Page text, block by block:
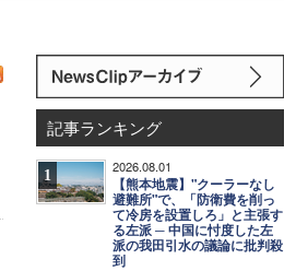
記事ランキング
1 2026.08.01
【熊本地震】"クーラーなし
避難所"で、「防衛費を削っ
て冷房を設置しろ」と主張す
る左派 ─ 中国に忖度した左
派の我田引水の議論に批判殺
到